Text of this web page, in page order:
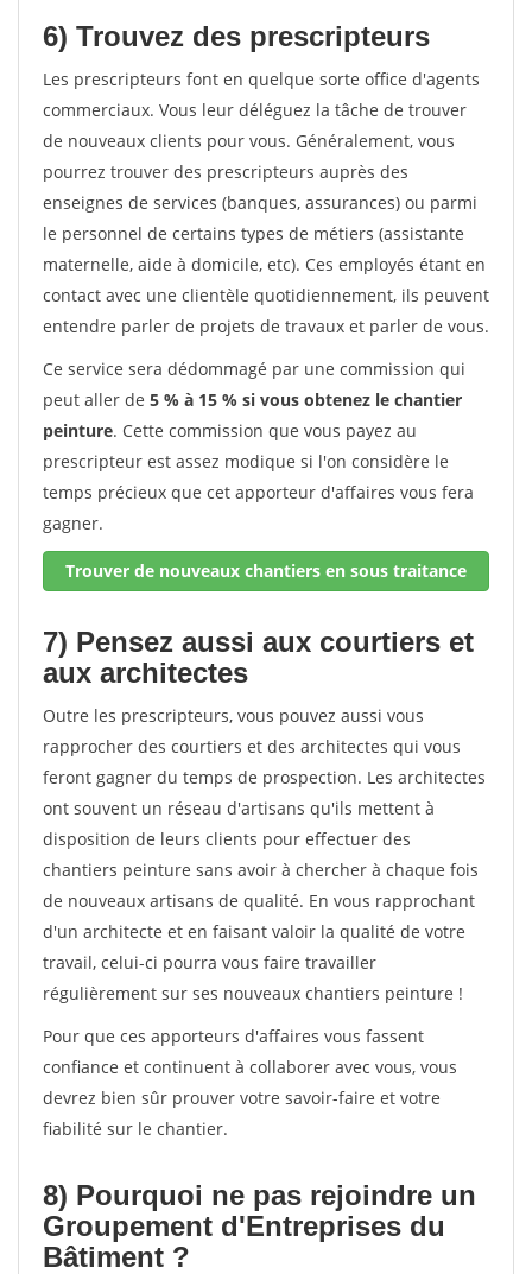
6) Trouvez des prescripteurs
Les prescripteurs font en quelque sorte office d'agents
commerciaux. Vous leur déléguez la tâche de trouver
de nouveaux clients pour vous. Généralement, vous
pourrez trouver des prescripteurs auprès des
enseignes de services (banques, assurances) ou parmi
le personnel de certains types de métiers (assistante
maternelle, aide à domicile, etc). Ces employés étant en
contact avec une clientèle quotidiennement, ils peuvent
entendre parler de projets de travaux et parler de vous.
Ce service sera dédommagé par une commission qui
peut aller de 5 % à 15 % si vous obtenez le chantier
peinture. Cette commission que vous payez au
prescripteur est assez modique si l'on considère le
temps précieux que cet apporteur d'affaires vous fera
gagner.
Trouver de nouveaux chantiers en sous traitance
7) Pensez aussi aux courtiers et
aux architectes
Outre les prescripteurs, vous pouvez aussi vous
rapprocher des courtiers et des architectes qui vous
feront gagner du temps de prospection. Les architectes
ont souvent un réseau d'artisans qu'ils mettent à
disposition de leurs clients pour effectuer des
chantiers peinture sans avoir à chercher à chaque fois
de nouveaux artisans de qualité. En vous rapprochant
d'un architecte et en faisant valoir la qualité de votre
travail, celui-ci pourra vous faire travailler
régulièrement sur ses nouveaux chantiers peinture !
Pour que ces apporteurs d'affaires vous fassent
confiance et continuent à collaborer avec vous, vous
devrez bien sûr prouver votre savoir-faire et votre
fiabilité sur le chantier.
8) Pourquoi ne pas rejoindre un
Groupement d'Entreprises du
Bâtiment ?